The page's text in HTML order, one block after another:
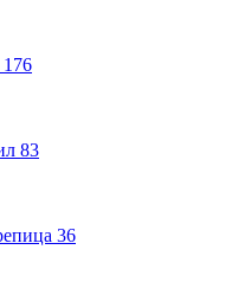
176
83
36